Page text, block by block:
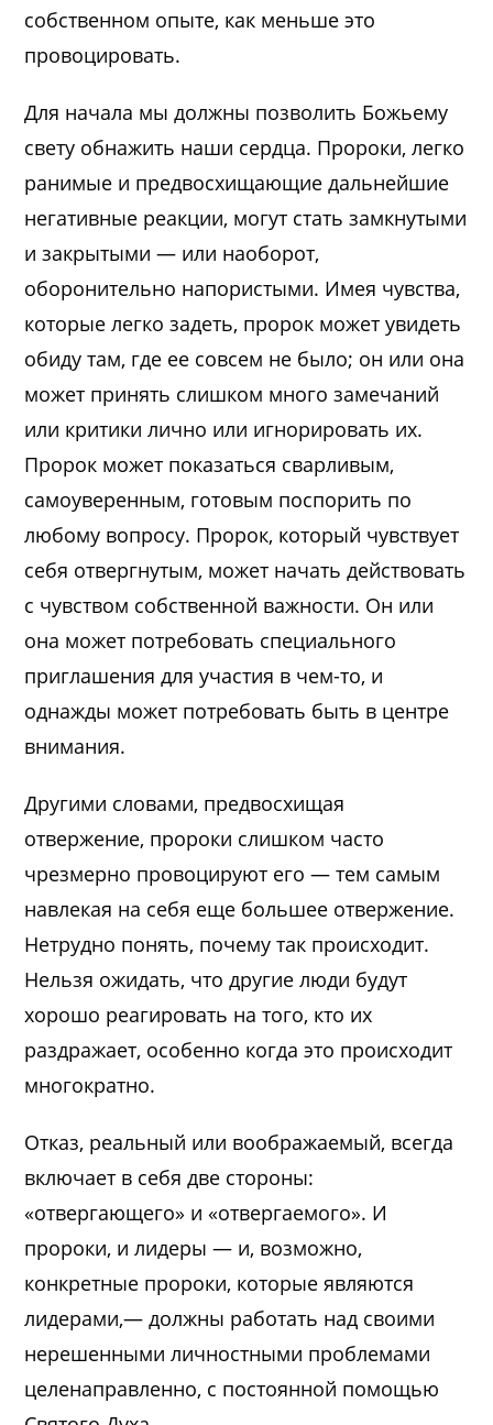
собственном опыте, как меньше это
провоцировать.
Для начала мы должны позволить Божьему
свету обнажить наши сердца. Пророки, легко
ранимые и предвосхищающие дальнейшие
негативные реакции, могут стать замкнутыми
и закрытыми — или наоборот,
оборонительно напористыми. Имея чувства,
которые легко задеть, пророк может увидеть
обиду там, где ее совсем не было; он или она
может принять слишком много замечаний
или критики лично или игнорировать их.
Пророк может показаться сварливым,
самоуверенным, готовым поспорить по
любому вопросу. Пророк, который чувствует
себя отвергнутым, может начать действовать
с чувством собственной важности. Он или
она может потребовать специального
приглашения для участия в чем-то, и
однажды может потребовать быть в центре
внимания.
Другими словами, предвосхищая
отвержение, пророки слишком часто
чрезмерно провоцируют его — тем самым
навлекая на себя еще большее отвержение.
Нетрудно понять, почему так происходит.
Нельзя ожидать, что другие люди будут
хорошо реагировать на того, кто их
раздражает, особенно когда это происходит
многократно.
Отказ, реальный или воображаемый, всегда
включает в себя две стороны:
«отвергающего» и «отвергаемого». И
пророки, и лидеры — и, возможно,
конкретные пророки, которые являются
лидерами,— должны работать над своими
нерешенными личностными проблемами
целенаправленно, с постоянной помощью